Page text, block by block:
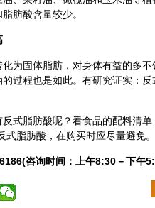
肪酸含量较少。
为固体脂肪，对身体有益的多
过程也是如此。有研究证实：
式脂肪酸呢？看食品的配料清单
脂肪酸，在购买时应尽量避免。
咨询时间：上午8:30－下午